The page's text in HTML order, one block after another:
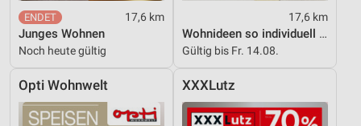
17,6 km
Junges Wohnen
Noch heute gültig
17,6 km
Wohnideen so individuell wie du!
Gültig bis Fr. 14.08.
Opti Wohnwelt XXXLutz